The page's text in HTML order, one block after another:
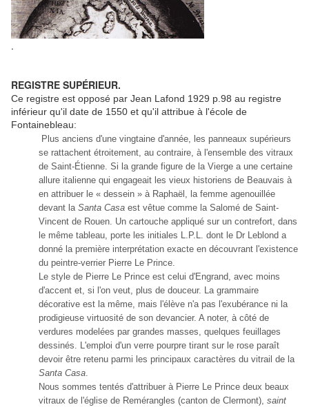
.
REGISTRE SUPÉRIEUR.
Ce registre est opposé par Jean Lafond 1929 p.98 au registre
inférieur qu'il date de 1550 et qu'il attribue à l'école de
Fontainebleau:
Plus anciens d'une vingtaine d'année, les panneaux supérieurs
se rattachent étroitement, au contraire, à l'ensemble des vitraux
de Saint-Étienne. Si la grande figure de la Vierge a une certaine
allure italienne qui engageait les vieux historiens de Beauvais à
en attribuer le « dessein » à Raphaël, la femme agenouillée
devant la Santa Casa est vêtue comme la Salomé de Saint-
Vincent de Rouen. Un cartouche appliqué sur un contrefort, dans
le même tableau, porte les initiales L.P.L. dont le Dr Leblond a
donné la première interprétation exacte en découvrant l'existence
du peintre-verrier Pierre Le Prince.
Le style de Pierre Le Prince est celui d'Engrand, avec moins
d'accent et, si l'on veut, plus de douceur. La grammaire
décorative est la même, mais l'élève n'a pas l'exubérance ni la
prodigieuse virtuosité de son devancier. A noter, à côté de
verdures modelées par grandes masses, quelques feuillages
dessinés. L'emploi d'un verre pourpre tirant sur le rose paraît
devoir être retenu parmi les principaux caractères du vitrail de la
Santa Casa.
Nous sommes tentés d'attribuer à Pierre Le Prince deux beaux
vitraux de l'église de Remérangles (canton de Clermont), saint